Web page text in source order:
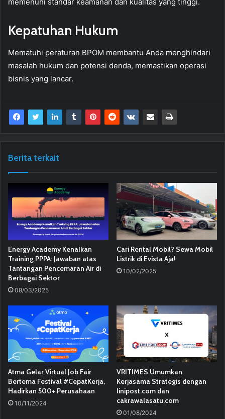
Kepatuhan Hukum
Mematuhi peraturan BPOM membantu Anda menghindari
masalah hukum dan potensi denda, memastikan operasi
bisnis yang lancar.
Berita terkait
Energy Academy Kenalkan
Training PPPA: Jawaban atas
Tantangan Pencemaran Air di
Berbagai Sektor
08/03/2025
Cari Rental Mobil? Sewa Mobil
Listrik di Evista Aja!
10/02/2025
Atma Gelar Virtual Job Fair
Bertema Festival #CepatKerja,
Hadirkan 500+ Perusahaan
10/11/2024
VRITIMES Umumkan
Kerjasama Strategis dengan
linipost.com dan
cakrawalasatu.com
01/08/2024